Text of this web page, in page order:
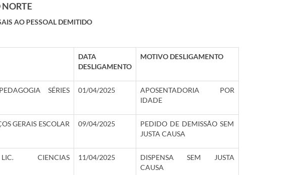
AO PESSOAL DEMITIDO
DATA
DESLIGAMENTO
MOTIVO DESLIGAMENTO
SÉRIES
01/04/2025
APOSENTADORIA POR
IDADE
GERAIS ESCOLAR
09/04/2025
PEDIDO DE DEMISSÃO SEM
JUSTA CAUSA
CIENCIAS
11/04/2025
DISPENSA SEM JUSTA
CAUSA